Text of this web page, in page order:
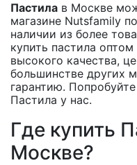
Пастила в Москве
магазине Nutsfamily
наличии из более
купить пастила
высокого качества,
большинстве других
гарантию.
Пастила у нас.
Где купить
Москве?